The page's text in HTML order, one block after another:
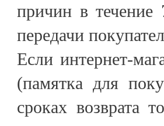
причин в течение
передачи
Если интернет-
(памятка для
сроках возврата